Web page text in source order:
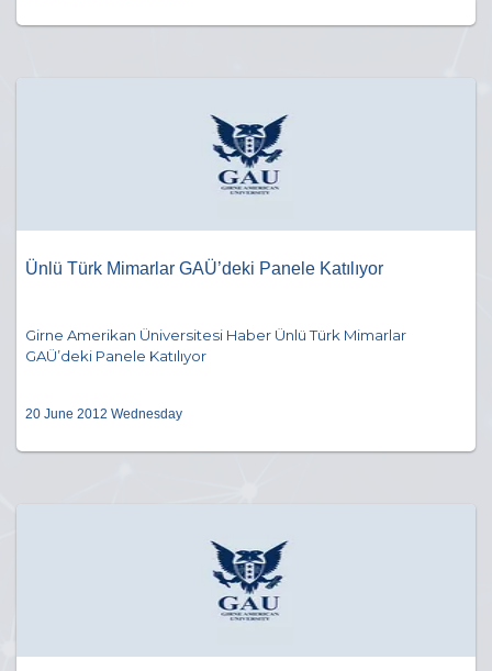
Ünlü Türk Mimarlar GAÜ’deki Panele Katılıyor
Girne Amerikan Üniversitesi Haber Ünlü Türk Mimarlar
GAÜ’deki Panele Katılıyor
20 June 2012 Wednesday